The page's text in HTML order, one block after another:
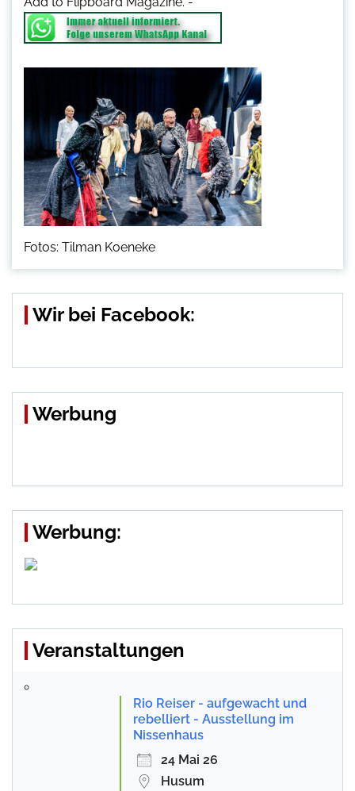
Fotos: Tilman Koeneke
Wir bei Facebook:
Werbung
Werbung:
Veranstaltungen
Rio Reiser - aufgewacht und
rebelliert - Ausstellung im
Nissenhaus
24 Mai 26
Husum